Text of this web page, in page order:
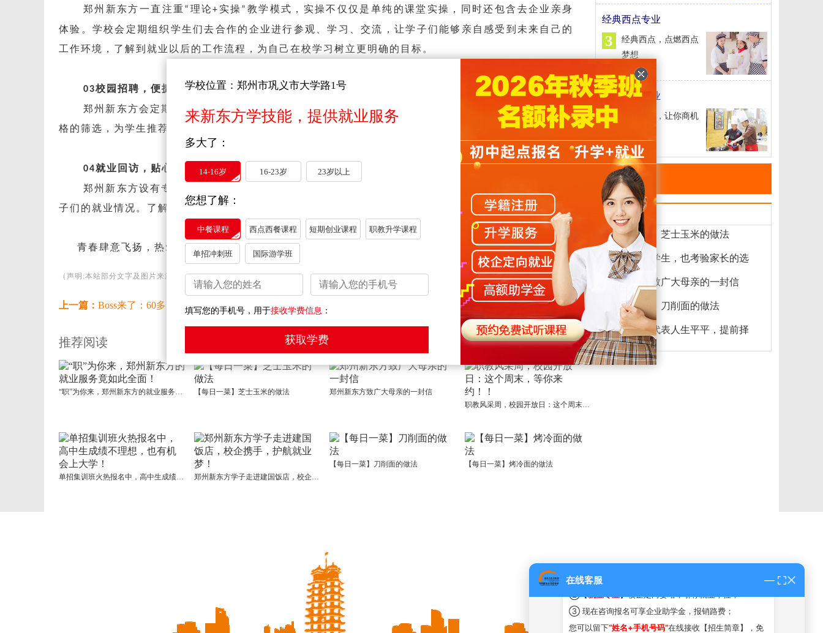
郑州新东方一直注重“ 理论+ 实操” 教学模式，实操不仅仅是单纯的课堂实操，同时还包含去企业亲身
体验。学校会定期组织学生们去合作的企业进行参观、学习、交流，让学子们能够亲自感受到未来自己的
工作环境，了解到就业以后的工作流程，为自己在校学习树立更明确的目标。
03校园招聘，便捷求职
郑州新东方会定期举办大型校园招聘会等，让学生轻松求职。对于参加宣讲的企业，学校也会进行严
格的筛选，为学生推荐发展状况良好的就业企业，助力更多的学生找到好工作。
04就业回访，贴心帮助
郑州新东方设有专门的就业指导中心，会定期关注就业学子的工作情况和市场就业需求，了解毕业学
子们的就业情况。了解每一个郑州新东方学子在企业的各项权益，成为毕业生的坚强后盾。
青春肆意飞扬，热爱经久不息。 2024春季班学籍补录仍在进行中，期待与你在这个春天相会！
（声明:本站部分文字及图片来源于网络，版权归原作者所有，如有侵权，请及时联系，我们会尽快处理。）
上一篇： Boss来了：60多家企业走进郑州新东方，现场招聘！
推荐阅读
“职”为你来，郑州新东方的就业服务竟如此全面！ 【每日一菜】芝士玉米的做法
郑州新东方致广大母亲的一封信
职教风采周，校园开放日：这个周末，等你来约！！
单招集训班火热报名中，高中生成绩不理想，也有机会上大学！ 郑州新东方学子走进建国饭店，校企携手，护航就业梦！
【每日一菜】刀削面的做法 【每日一菜】烤冷面的做法
经典西点专业
3
经典西点，点燃西点
梦想
短期特色专业
4
短期专业，让你商机
新闻速递
【每日一菜】芝士玉米的做法
2024-05-12
中考不止考学生，也考验家长的选
2024-05-12
郑州新东方致广大母亲的一封信
2024-05-12
【每日一菜】刀削面的做法
2024-05-11
成绩平平不代表人生平平，提前择
2024-05-11
学校位置：郑州市巩义市大学路1号
来新东方学技能，提供就业服务
多大了：
14-16岁 16-23岁 23岁以上
您想了解：
中餐课程 西点西餐课程 短期创业课程 职教升学课程
单招冲刺班 国际游学班
填写您的手机号，用于接收学费信息 ：
在线客服
郑州新东方烹饪学校 10:05
业！
①不看成绩免试入学，初中，高中，中专生
②【就业专业】校企定向委培，引荐就业单位；
③ 现在咨询报名可享企业助学金，报销路费；
您可以留下“姓名+手机号码”在线接收【招生简章】，免